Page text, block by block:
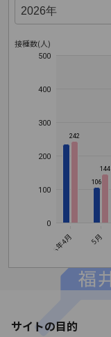
接種数(人)
0
100
200
300
400
500
106
242
144
2026年4月 5月
サイトの目的